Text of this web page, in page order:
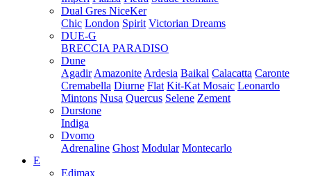
Dual Gres NiceKer
Chic London Spirit Victorian Dreams
DUE-G
BRECCIA PARADISO
Dune
Agadir Amazonite Ardesia Baikal Calacatta Caronte
Cremabella Diurne Flat Kit-Kat Mosaic Leonardo
Mintons Nusa Quercus Selene Zement
Durstone
Indiga
Dvomo
Adrenaline Ghost Modular Montecarlo
E
Edimax